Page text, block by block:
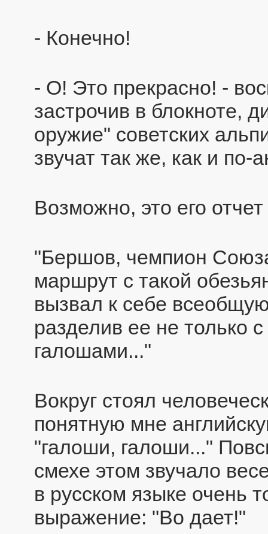
- Конечно!
- О! Это прекрасно! -
застрочив в блокноте,
оружие" советских
звучат так же, как и по-
Возможно, это его
"Бершов, чемпион
маршрут с такой
вызвал к себе
разделив ее не только
галошами..."
Вокруг стоял
понятную мне
"галоши, галоши..."
смехе этом звучало
в русском языке очень
выражение: "Во дает!"